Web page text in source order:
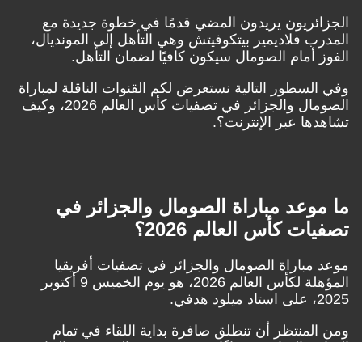
الجزائريون يريدون المضي قدمًا في خطوة جديدة مع
المدرب فلاديمير بيتكوفيتش وهي التأهل إلى المونديال،
الفوز أمام الصومال سيكون كافيًا لضمان التأهل.
وفي السطور التالية نستعرض لكم القنوات الناقلة لمباراة
الصومال والجزائر في تصفيات كأس العالم 2026، وكيف
تشاهدها عبر الإنترنت؟.
ما موعد مباراة الصومال والجزائر في
تصفيات كأس العالم 2026؟
موعد مباراة الصومال والجزائر في تصفيات أفريقيا
المؤهلة لكأس العالم 2026، هو يوم الخميس 9 أكتوبر
2025، على استاد ميلود هدفي.
ومن المنتظر أن تنطلق صافرة بداية اللقاء في تمام